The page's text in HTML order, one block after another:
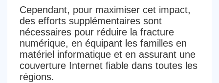
Cependant, pour maximiser cet impact,
des efforts supplémentaires sont
nécessaires pour réduire la fracture
numérique, en équipant les familles en
matériel informatique et en assurant une
couverture Internet fiable dans toutes les
régions.